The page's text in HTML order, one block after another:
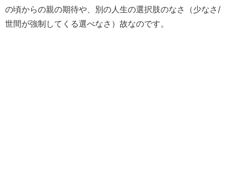
の頃からの親の期待や、別の人生の選択肢のなさ（少なさ/
世間が強制してくる選べなさ）故なのです。